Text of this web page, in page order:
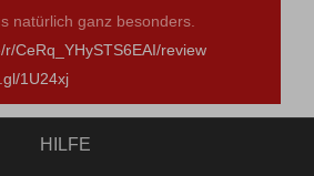
natürlich ganz besonders.
CeRq_YHySTS6EAI/review
1U24xj
HILFE